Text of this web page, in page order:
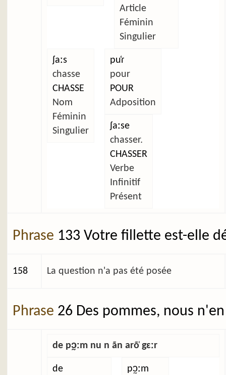
Article
Féminin
Singulier
ʃaːs
chasse
CHASSE
Nom
Féminin
Singulier
pu̜ɾ
pour
POUR
Adposition
ʃaːse
chasser.
CHASSER
Verbe
Infinitif
Présent
Phrase 133 Votre fillette est-elle
158 La question n'a pas été posée
Phrase 26 Des pommes, nous
de pɔ̰ːm nu n ãn arõ̜ gɛːr
de
pɔ̰ːm